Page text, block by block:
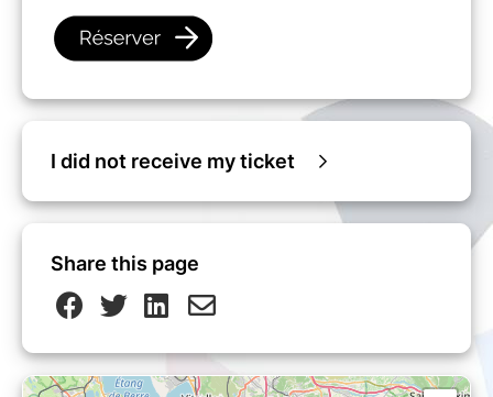
I did not receive my ticket
Share this page